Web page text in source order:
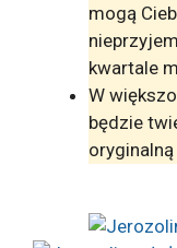
mogą
kwartale
W
będzie